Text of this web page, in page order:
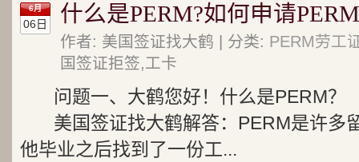
6月
06日 什么是PERM?如何申请
作者: 美国签证找大鹤 | 分类: PERM劳工
国签证拒签,工卡
问题一、大鹤您好！什么是PERM？
美国签证找大鹤解答：PERM是许多
他毕业之后找到了一份工...